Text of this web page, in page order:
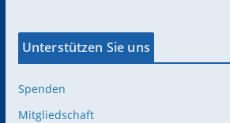
Unterstützen Sie uns
Spenden
Mitgliedschaft